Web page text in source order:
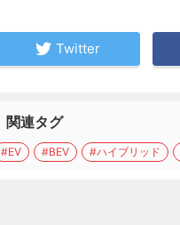
Twitter
関連タグ
#EV #BEV #ハイブリッド